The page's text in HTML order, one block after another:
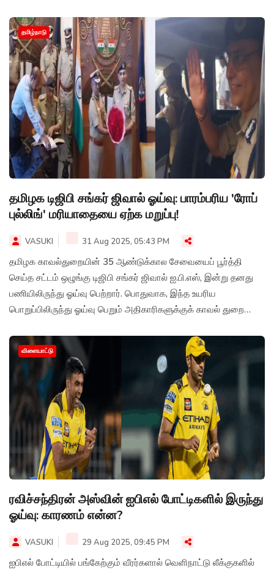
தமிழ்நாடு
தமிழக டிஜிபி சங்கர் ஜிவால் ஓய்வு: பாரம்பரிய 'ரோப்
புல்லிங்' மரியாதையை ஏற்க மறுப்பு!
VASUKI 31 Aug 2025, 05:43 PM
தமிழக காவல்துறையின் 35 ஆண்டுக்கால சேவையைப் பூர்த்தி
செய்த சட்டம் ஒழுங்கு டிஜிபி சங்கர் ஜிவால் ஐ.பி.எஸ், இன்று தனது
பணியிலிருந்து ஓய்வு பெற்றார். பொதுவாக, இந்த உயரிய
பொறுப்பிலிருந்து ஓய்வு பெறும் அதிகாரிகளுக்குக் காவல் துறை
அவர் ஏற்க மறுத்துவிட்டார்.
விளையாட்டு
ரவிச்சந்திரன் அஸ்வின் ஐபிஎல் போட்டிகளில் இருந்து
ஓய்வு: காரணம் என்ன?
VASUKI 29 Aug 2025, 09:45 PM
ஐபிஎல் போட்டியில் பங்கேற்கும் வீரர்களால் வெளிநாட்டு லீக்குகளில்